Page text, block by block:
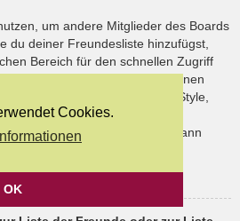
Cookies.
OK
um andere Mitglieder des Boards
du deiner Freundesliste hinzufügst,
Bereich für den schnellen Zugriff
Onlinestatus und kannst ihnen
senden. Abhängig von dem Style,
Beiträge deiner Freunde auch
du einen Benutzer ignorierst, dann